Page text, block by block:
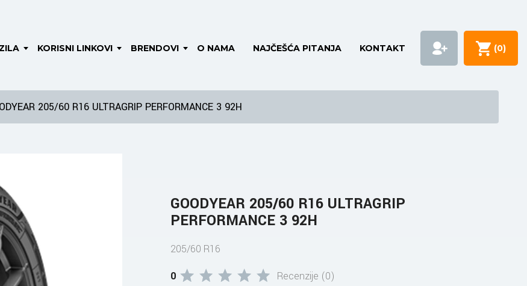
KORISNI LINKOVI BRENDOVI O NAMA NAJČEŠĆA PITANJA KONTAKT (0)
205/60 R16 ULTRAGRIP PERFORMANCE 3 92H
GOODYEAR 205/60 R16 ULTRAGRIP
PERFORMANCE 3 92H
205/60 R16
0
Recenzije (0)